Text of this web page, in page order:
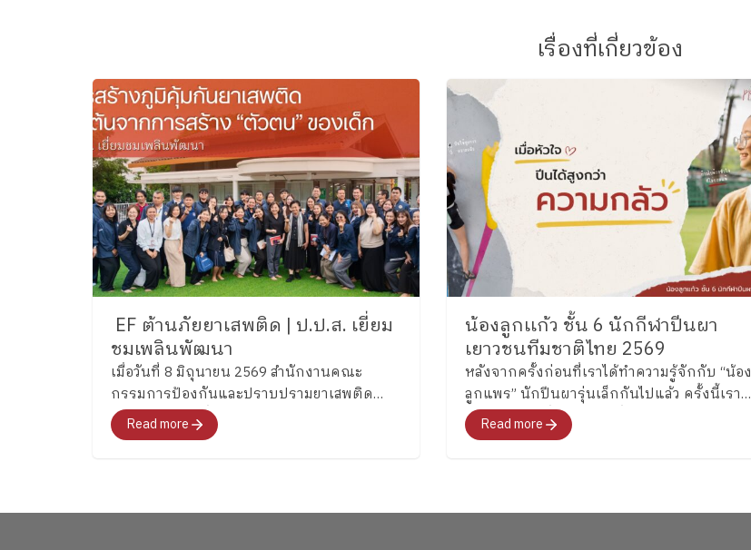
เรื่องที่เกี่ยวข้อง
EF ต้านภัยยาเสพติด | ป.ป.ส. เยี่ยม
ชมเพลินพัฒนา
เมื่อวันที่ 8 มิถุนายน 2569 สำนักงานคณะ
กรรมการป้องกันและปราบปรามยาเสพติด
(ป.ป.ส.) ได้เข้าเยี่ยมชมและศึกษากระบวนการ
พัฒนาทักษะสมองเพื่อการจัดการชีวิต
Read more
น้องลูกเเก้ว ชั้น 6 นักกีฬาปีนผา
เยาวชนทีมชาติไทย 2569
หลังจากครั้งก่อนที่เราได้ทำความรู้จักกับ “น้อง
ลูกแพร” นักปีนผารุ่นเล็กกันไปแล้ว ครั้งนี้เรา
จะพาไปรู้จักพี่สาวคนโต ซึ่งล่าสุดได้รับการคัด
เลือกเป็นหนึ่งในนักกีฬาปีนผาเยาวชนทีมชาติ
Read more